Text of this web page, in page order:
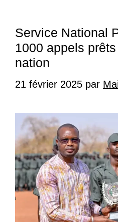
Service National
1000 appels
nation
21 février 2025 par